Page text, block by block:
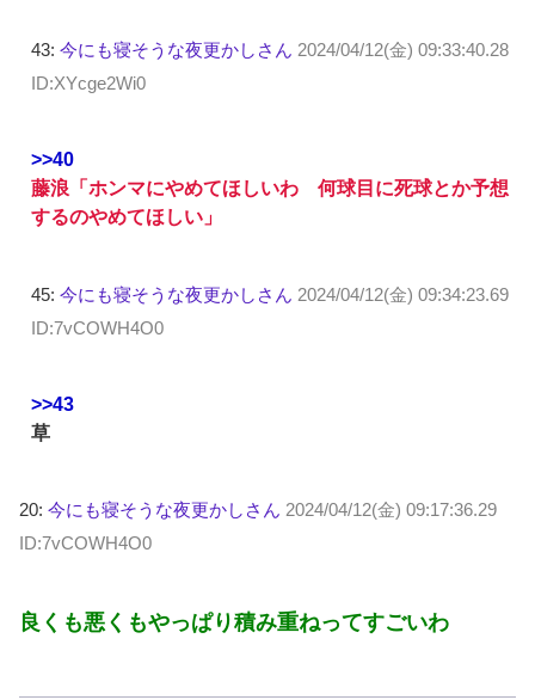
43: 今にも寝そうな夜更かしさん 2024/04/12(金) 09:33:40.28
ID:XYcge2Wi0
>>40
藤浪「ホンマにやめてほしいわ 何球目に死球とか予想
するのやめてほしい」
45: 今にも寝そうな夜更かしさん 2024/04/12(金) 09:34:23.69
ID:7vCOWH4O0
>>43
草
20: 今にも寝そうな夜更かしさん 2024/04/12(金) 09:17:36.29
ID:7vCOWH4O0
良くも悪くもやっぱり積み重ねってすごいわ